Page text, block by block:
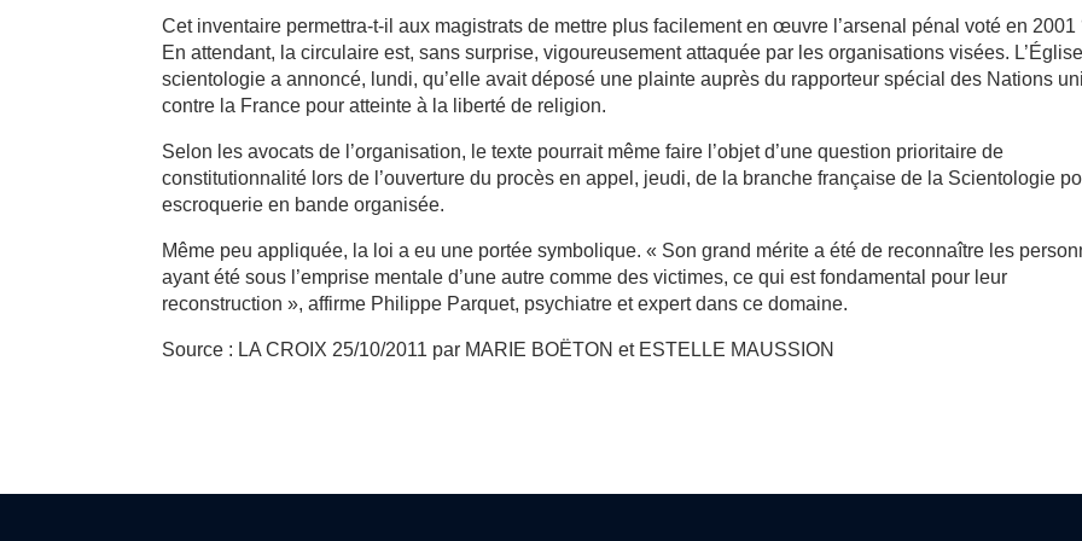
Cet inventaire permettra-t-il aux magistrats de mettre plus facilement en œuvre l’arsenal pénal voté en 2001
En attendant, la circulaire est, sans surprise, vigoureusement attaquée par les organisations visées.
scientologie a annoncé, lundi, qu’elle avait déposé une plainte auprès du rapporteur spécial des Nations
contre la France pour atteinte à la liberté de religion.
Selon les avocats de l’organisation, le texte pourrait même faire l’objet d’une question prioritaire de
constitutionnalité lors de l’ouverture du procès en appel, jeudi, de la branche française de la Scientologie
escroquerie en bande organisée.
Même peu appliquée, la loi a eu une portée symbolique. « Son grand mérite a été de reconnaître les
ayant été sous l’emprise mentale d’une autre comme des victimes, ce qui est fondamental pour leur
reconstruction », affirme Philippe Parquet, psychiatre et expert dans ce domaine.
Source : LA CROIX 25/10/2011 par MARIE BOËTON et ESTELLE MAUSSION